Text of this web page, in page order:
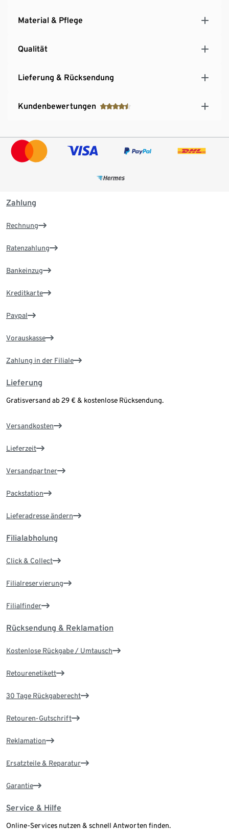
Material & Pflege
Qualität
Lieferung & Rücksendung
Kundenbewertungen
Zahlung
Rechnung
Ratenzahlung
Bankeinzug
Kreditkarte
Paypal
Vorauskasse
Zahlung in der Filiale
Lieferung
Gratisversand ab 29 € & kostenlose Rücksendung.
Versandkosten
Lieferzeit
Versandpartner
Packstation
Lieferadresse ändern
Filialabholung
Click & Collect
Filialreservierung
Filialfinder
Rücksendung & Reklamation
Kostenlose Rückgabe / Umtausch
Retourenetikett
30 Tage Rückgaberecht
Retouren-Gutschrift
Reklamation
Ersatzteile & Reparatur
Garantie
Service & Hilfe
Online-Services nutzen & schnell Antworten finden.